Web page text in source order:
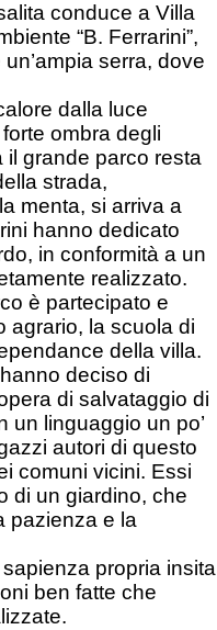
conduce a Villa
“B. Ferrarini”,
serra, dove
dalla luce
ombra degli
il grande parco resta
strada,
menta, si arriva a
hanno dedicato
in conformità a un
realizzato.
è partecipato e
agrario, la scuola di
della villa.
deciso di
di salvataggio di
un linguaggio un po’
autori di questo
comuni vicini. Essi
di un giardino, che
pazienza e la
propria insita
ben fatte che